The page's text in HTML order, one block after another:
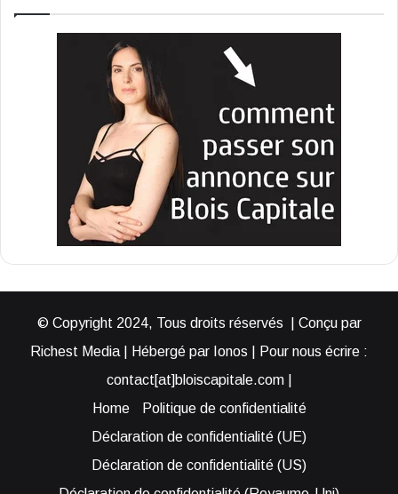
© Copyright 2024, Tous droits réservés | Conçu par
Richest Media | Hébergé par Ionos | Pour nous écrire :
contact[at]bloiscapitale.com |
Home
Politique de confidentialité
Déclaration de confidentialité (UE)
Déclaration de confidentialité (US)